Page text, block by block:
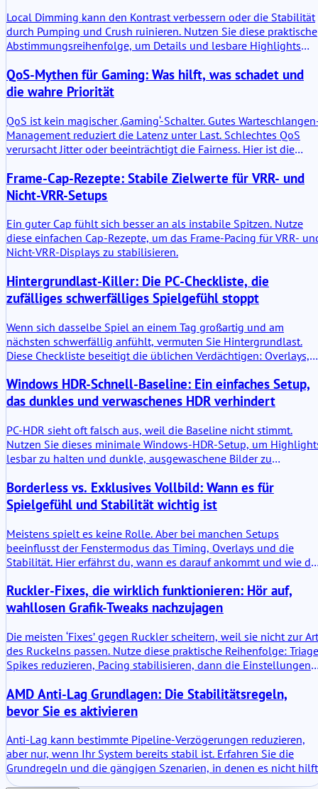
Local Dimming kann den Kontrast verbessern oder die Stabilität
durch Pumping und Crush ruinieren. Nutzen Sie diese praktische
Abstimmungsreihenfolge, um Details und lesbare Highlights
QoS-Mythen für Gaming: Was hilft, was schadet und
die wahre Priorität
QoS ist kein magischer ‚Gaming‘-Schalter. Gutes
Management reduziert die Latenz unter Last. Schlechtes QoS
verursacht Jitter oder beeinträchtigt die Fairness. Hier ist die
Frame-Cap-Rezepte: Stabile Zielwerte für VRR- und
Nicht-VRR-Setups
Ein guter Cap fühlt sich besser an als instabile Spitzen. Nutze
diese einfachen Cap-Rezepte, um das Frame-Pacing für VRR-
Nicht-VRR-Displays zu stabilisieren.
Hintergrundlast-Killer: Die PC-Checkliste, die
zufälliges schwerfälliges Spielgefühl stoppt
Wenn sich dasselbe Spiel an einem Tag großartig und am
nächsten schwerfällig anfühlt, vermuten Sie Hintergrundlast.
Diese Checkliste beseitigt die üblichen Verdächtigen: Overlays,
Windows HDR-Schnell-Baseline: Ein einfaches Setup,
das dunkles und verwaschenes HDR verhindert
PC-HDR sieht oft falsch aus, weil die Baseline nicht stimmt.
Nutzen Sie dieses minimale Windows-HDR-Setup, um
lesbar zu halten und dunkle, ausgewaschene Bilder zu
Borderless vs. Exklusives Vollbild: Wann es für
Spielgefühl und Stabilität wichtig ist
Meistens spielt es keine Rolle. Aber bei manchen Setups
beeinflusst der Fenstermodus das Timing, Overlays und die
Stabilität. Hier erfährst du, wann es darauf ankommt und wie du
Ruckler-Fixes, die wirklich funktionieren: Hör auf,
wahllosen Grafik-Tweaks nachzujagen
Die meisten ‘Fixes’ gegen Ruckler scheitern, weil sie nicht zur Art
des Ruckelns passen. Nutze diese praktische Reihenfolge:
Spikes reduzieren, Pacing stabilisieren, dann die Einstellungen
AMD Anti-Lag Grundlagen: Die Stabilitätsregeln,
bevor Sie es aktivieren
Anti-Lag kann bestimmte Pipeline-Verzögerungen reduzieren,
aber nur, wenn Ihr System bereits stabil ist. Erfahren Sie die
Grundregeln und die gängigen Szenarien, in denen es nicht